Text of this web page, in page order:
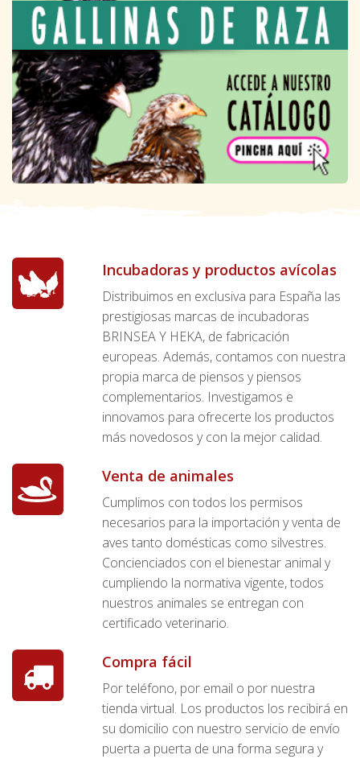
Incubadoras y productos avícolas
Distribuimos en exclusiva para España las
prestigiosas marcas de incubadoras
BRINSEA Y HEKA, de fabricación
europeas. Además, contamos con nuestra
propia marca de piensos y piensos
complementarios. Investigamos e
innovamos para ofrecerte los productos
más novedosos y con la mejor calidad.
Venta de animales
Cumplimos con todos los permisos
necesarios para la importación y venta de
aves tanto domésticas como silvestres.
Concienciados con el bienestar animal y
cumpliendo la normativa vigente, todos
nuestros animales se entregan con
certificado veterinario.
Compra fácil
Por teléfono, por email o por nuestra
tienda virtual. Los productos los recibirá en
su domicilio con nuestro servicio de envío
puerta a puerta de una forma segura y